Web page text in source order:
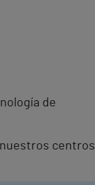
de
centros